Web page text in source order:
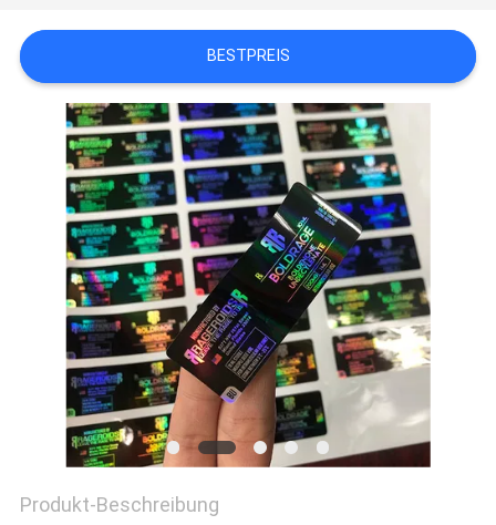
FÄLLE
SITEMAP
PRIVACY
POLICY
BESTPREIS
Produkt-Beschreibung